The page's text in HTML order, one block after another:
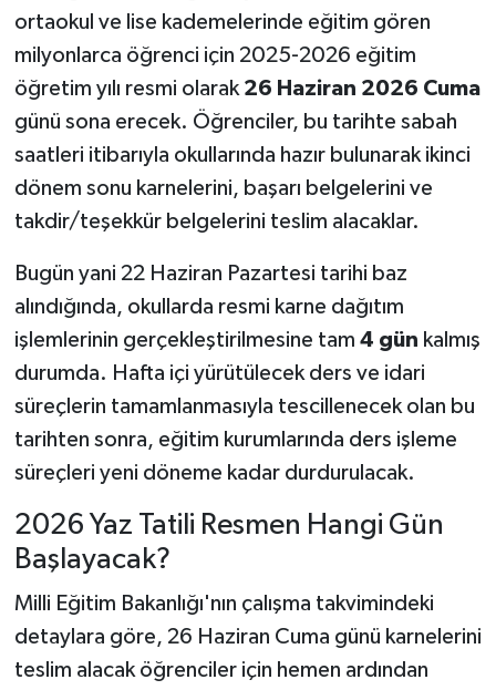
ortaokul ve lise kademelerinde eğitim gören
milyonlarca öğrenci için 2025-2026 eğitim
öğretim yılı resmi olarak 26 Haziran 2026 Cuma
günü sona erecek. Öğrenciler, bu tarihte sabah
saatleri itibarıyla okullarında hazır bulunarak ikinci
dönem sonu karnelerini, başarı belgelerini ve
takdir/teşekkür belgelerini teslim alacaklar.
Bugün yani 22 Haziran Pazartesi tarihi baz
alındığında, okullarda resmi karne dağıtım
işlemlerinin gerçekleştirilmesine tam 4 gün kalmış
durumda. Hafta içi yürütülecek ders ve idari
süreçlerin tamamlanmasıyla tescillenecek olan bu
tarihten sonra, eğitim kurumlarında ders işleme
süreçleri yeni döneme kadar durdurulacak.
2026 Yaz Tatili Resmen Hangi Gün
Başlayacak?
Milli Eğitim Bakanlığı'nın çalışma takvimindeki
detaylara göre, 26 Haziran Cuma günü karnelerini
teslim alacak öğrenciler için hemen ardından